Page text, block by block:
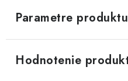
Parametre produktu
Hodnotenie